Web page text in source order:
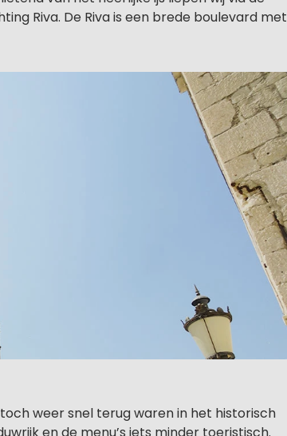
Riva. De Riva is een brede boulevard met
weer snel terug waren in het historisch